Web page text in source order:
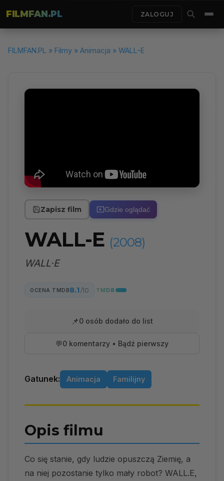
FILMFAN.PL ZALOGUJ
FILMFAN.PL » Filmy » Animacja » WALL-E
Zapisz film Gdzie oglądać
WALL-E (2008)
WALL·E
OCENA TMDB8.1 /10
📌0 osób dodało do list
💬0 komentarzy • Bądź pierwszy
Gatunek: Animacja Familijny
Opis filmu
Co się stanie, gdy ludzie opuszczą Ziemię, a
na niej pozostanie tylko mały robot? WALL.E,